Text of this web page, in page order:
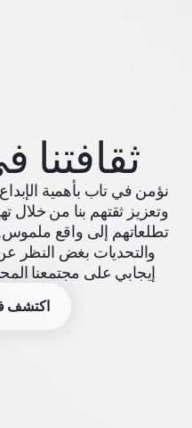
ثقافتنا
نؤمن في تاب بأهمية الإبداع
وتعزيز ثقتهم بنا من خلال
تطلعاتهم إلى واقع
والتحديات بغض النظر عن
إيجابي على مجتمعنا
اكتشف